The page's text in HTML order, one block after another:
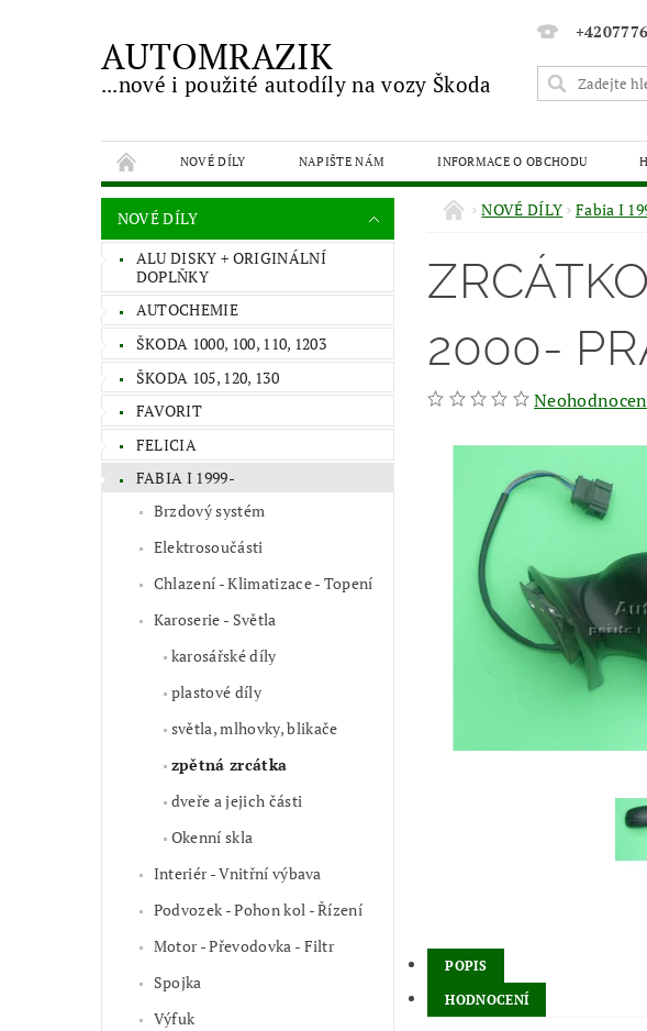
AUTOMRAZIK
...nové i použité autodíly na vozy Škoda
NOVÉ DÍLY NAPIŠTE NÁM INFORMACE O OBCHODU
NOVÉ DÍLY
ALU DISKY + ORIGINÁLNÍ
DOPLŇKY
AUTOCHEMIE
ŠKODA 1000, 100, 110, 1203
ŠKODA 105, 120, 130
FAVORIT
FELICIA
FABIA I 1999-
Brzdový systém
Elektrosoučásti
Chlazení - Klimatizace - Topení
Karoserie - Světla
karosářské díly
plastové díly
světla, mlhovky, blikače
zpětná zrcátka
dveře a jejich části
Okenní skla
Interiér - Vnitřní výbava
Podvozek - Pohon kol - Řízení
Motor - Převodovka - Filtr
Spojka
Výfuk
NOVÉ DÍLY Fabia I
2000-
POPIS
HODNOCENÍ